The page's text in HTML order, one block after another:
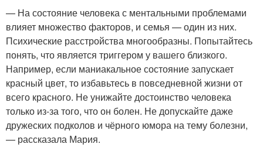
— На состояние человека с ментальными проблемами
влияет множество факторов, и семья — один из них.
Психические расстройства многообразны. Попытайтесь
понять, что является триггером у вашего близкого.
Например, если маниакальное состояние запускает
красный цвет, то избавьтесь в повседневной жизни от
всего красного. Не унижайте достоинство человека
только из-за того, что он болен. Не допускайте даже
дружеских подколов и чёрного юмора на тему болезни,
— рассказала Мария.